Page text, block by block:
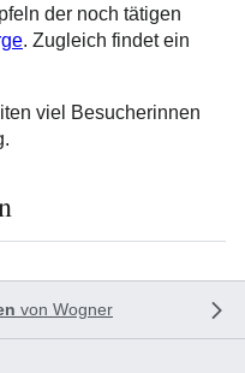
der noch tätigen
. Zugleich findet ein
viel Besucherinnen
von Wogner